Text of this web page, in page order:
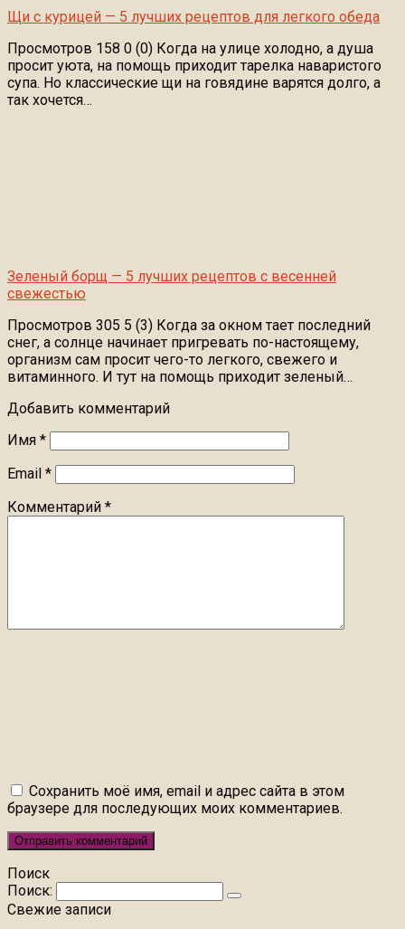
Щи с курицей — 5 лучших рецептов для легкого обеда
Просмотров 158 0 (0) Когда на улице холодно, а душа
просит уюта, на помощь приходит тарелка наваристого
супа. Но классические щи на говядине варятся долго, а
так хочется…
Зеленый борщ — 5 лучших рецептов с весенней
свежестью
Просмотров 305 5 (3) Когда за окном тает последний
снег, а солнце начинает пригревать по-настоящему,
организм сам просит чего-то легкого, свежего и
витаминного. И тут на помощь приходит зеленый…
Добавить комментарий
Имя *
Email *
Комментарий *
Сохранить моё имя, email и адрес сайта в этом
браузере для последующих моих комментариев.
Поиск
Поиск:
Свежие записи